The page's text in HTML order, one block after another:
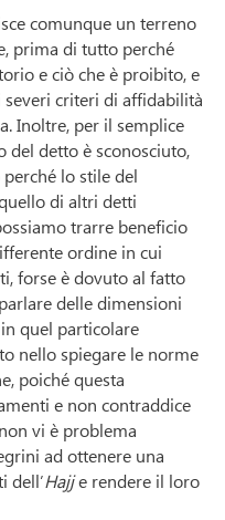
comunque un terreno
prima di tutto perché
e ciò che è proibito, e
criteri di affidabilità
Inoltre, per il semplice
del detto è sconosciuto,
perché lo stile del
di altri detti
trarre beneficio
ordine in cui
forse è dovuto al fatto
delle dimensioni
quel particolare
nello spiegare le norme
poiché questa
e non contraddice
vi è problema
ad ottenere una
dell’Hajje rendere il loro